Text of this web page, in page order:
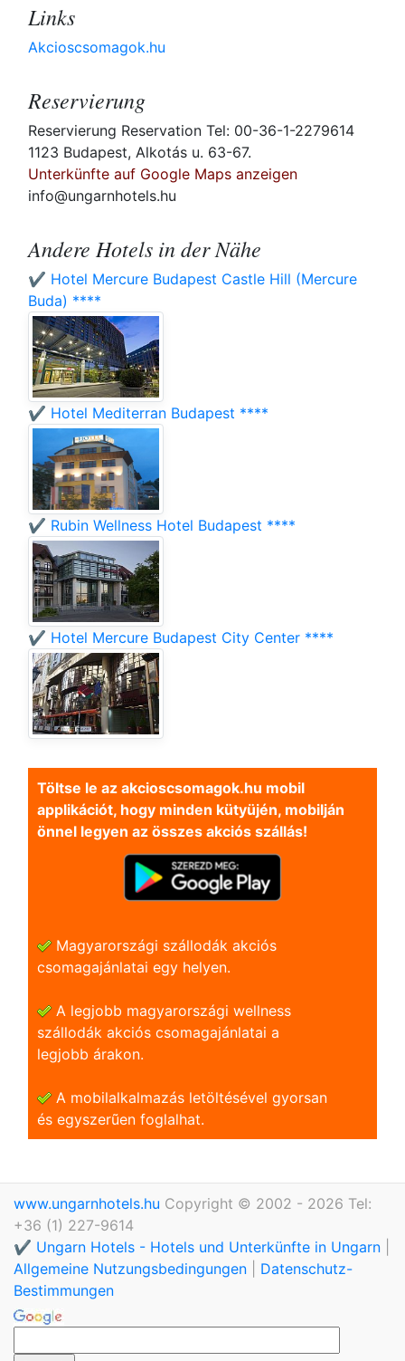
Links
Akcioscsomagok.hu
Reservierung
Reservierung Reservation Tel: 00-36-1-2279614
1123 Budapest, Alkotás u. 63-67.
Unterkünfte auf Google Maps anzeigen
info@ungarnhotels.hu
Andere Hotels in der Nähe
✔️ Hotel Mercure Budapest Castle Hill (Mercure
Buda) ****
✔️ Hotel Mediterran Budapest ****
✔️ Rubin Wellness Hotel Budapest ****
✔️ Hotel Mercure Budapest City Center ****
Töltse le az akcioscsomagok.hu mobil
applikációt, hogy minden kütyüjén, mobilján
önnel legyen az összes akciós szállás!
Magyarországi szállodák akciós
csomagajánlatai egy helyen.
A legjobb magyarországi wellness
szállodák akciós csomagajánlatai a
legjobb árakon.
A mobilalkalmazás letöltésével gyorsan
és egyszerũen foglalhat.
www.ungarnhotels.hu Copyright © 2002 - 2026 Tel:
+36 (1) 227-9614
✔️ Ungarn Hotels - Hotels und Unterkünfte in Ungarn
Allgemeine Nutzungsbedingungen
Datenschutz-
Bestimmungen